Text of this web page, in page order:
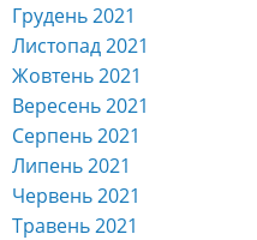
Грудень 2021
Листопад 2021
Жовтень 2021
Вересень 2021
Серпень 2021
Липень 2021
Червень 2021
Травень 2021